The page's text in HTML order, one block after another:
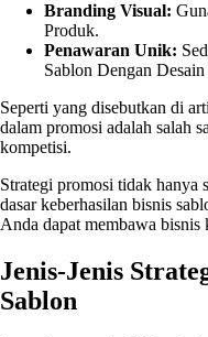
Branding Visual:
Produk.
Penawaran Unik:
Sablon Dengan
Seperti yang disebutkan di
dalam promosi adalah salah
kompetisi.
Strategi promosi tidak hanya
dasar keberhasilan bisnis
Anda dapat membawa
Jenis-Jenis
Sablon